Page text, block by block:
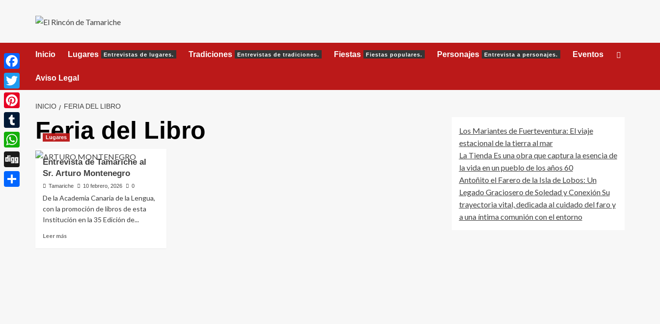
Inicio Lugares Entrevistas de lugares. Tradiciones Entrevistas de tradiciones. Fiestas Fiestas populares. Personajes Entrevista a personajes. Eventos
Aviso Legal
INICIO FERIA DEL LIBRO
Feria del Libro
Lugares
Entrevista de Tamariche al
Sr. Arturo Montenegro
Tamariche 10 febrero, 2026 0
De la Academia Canaria de la Lengua,
con la promoción de libros de esta
Institución en la 35 Edición de...
Leer más
Los Mariantes de Fuerteventura: El viaje
estacional de la tierra al mar
La Tienda Es una obra que captura la esencia de
la vida en un pueblo de los años 60
Antoñito el Farero de la Isla de Lobos: Un
Legado Graciosero de Soledad y Conexión Su
trayectoria vital, dedicada al cuidado del faro y
a una íntima comunión con el entorno
Facebook
Twitter
Pinterest
Tumblr
WhatsApp
Digg